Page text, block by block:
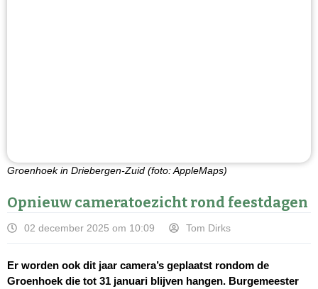
Groenhoek in Driebergen-Zuid (foto: AppleMaps)
Opnieuw cameratoezicht rond feestdagen
02 december 2025 om 10:09 Tom Dirks
Er worden ook dit jaar camera’s geplaatst rondom de
Groenhoek die tot 31 januari blijven hangen. Burgemeester